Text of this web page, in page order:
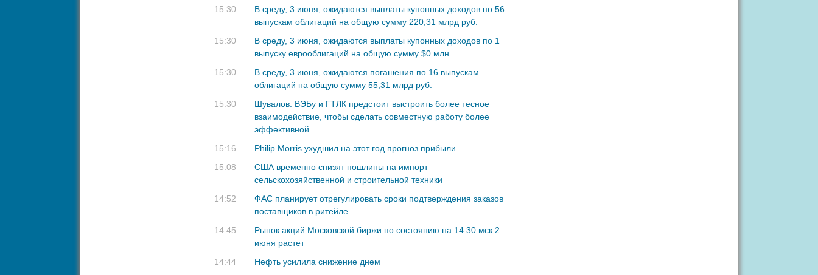
15:30
В среду, 3 июня, ожидаются выплаты купонных доходов по 56
выпускам облигаций на общую сумму 220,31 млрд руб.
15:30
В среду, 3 июня, ожидаются выплаты купонных доходов по 1
выпуску еврооблигаций на общую сумму $0 млн
15:30
В среду, 3 июня, ожидаются погашения по 16 выпускам
облигаций на общую сумму 55,31 млрд руб.
15:30
Шувалов: ВЭБу и ГТЛК предстоит выстроить более тесное
взаимодействие, чтобы сделать совместную работу более
эффективной
15:16
Philip Morris ухудшил на этот год прогноз прибыли
15:08
США временно снизят пошлины на импорт
сельскохозяйственной и строительной техники
14:52
ФАС планирует отрегулировать сроки подтверждения заказов
поставщиков в ритейле
14:45
Рынок акций Московской биржи по состоянию на 14:30 мск 2
июня растет
14:44
Нефть усилила снижение днем